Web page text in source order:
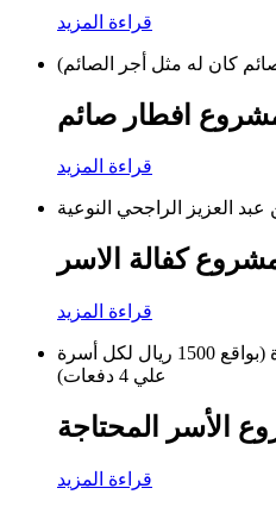
قراءة المزيد
كان له مثل أجر الصائم)
افطار صائم
قراءة المزيد
كفالة الاسر
قراءة المزيد
يتقدم مجلس ادارة جمعية البر الخيرية بجزيل الشكر والعرفان لكم علي دعمكم السخي لمشروع كفالة الاسر لعام 2020 بمبلغ 120000ريال لعدد 20 أسرة (بواقع 1500 ريال لكل أسرة
علي 4 دفعات)
الأسر المحتاجة
قراءة المزيد